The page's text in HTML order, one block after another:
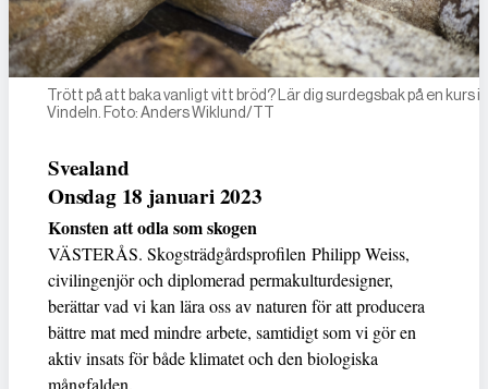
Trött på att baka vanligt vitt bröd? Lär dig surdegsbak på en kurs i
Vindeln. Foto: Anders Wiklund/TT
Svealand
Onsdag 18 januari 2023
Konsten att odla som skogen
VÄSTERÅS. Skogsträdgårdsprofilen Philipp Weiss,
civilingenjör och diplomerad permakulturdesigner,
berättar vad vi kan lära oss av naturen för att producera
bättre mat med mindre arbete, samtidigt som vi gör en
aktiv insats för både klimatet och den biologiska